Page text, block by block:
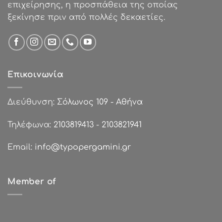
επιχείρησης, η προσπάθεια της οποίας
ξεκίνησε πριν από πολλές δεκαετίες.
Επικοινωνία
Διεύθυνση: Σόλωνος 109 - Αθήνα
Τηλέφωνα: 2103819413 - 2103821941
Email: info@typopergamini.gr
Member of